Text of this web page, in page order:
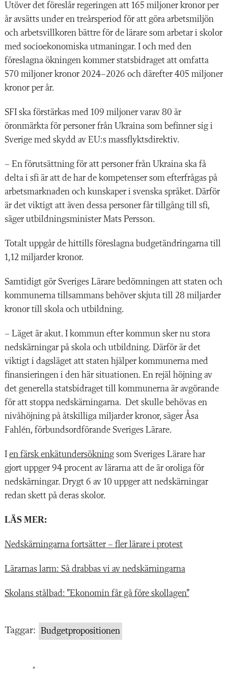
Utöver det föreslår regeringen att 165 miljoner kronor per
år avsätts under en treårsperiod för att göra arbetsmiljön
och arbetsvillkoren bättre för de lärare som arbetar i skolor
med socioekonomiska utmaningar. I och med den
föreslagna ökningen kommer statsbidraget att omfatta
570 miljoner kronor 2024–2026 och därefter 405 miljoner
kronor per år.
SFI ska förstärkas med 109 miljoner varav 80 är
öronmärkta för personer från Ukraina som befinner sig i
Sverige med skydd av EU:s massflyktsdirektiv.
– En förutsättning för att personer från Ukraina ska få
delta i sfi är att de har de kompetenser som efterfrågas på
arbetsmarknaden och kunskaper i svenska språket. Därför
är det viktigt att även dessa personer får tillgång till sfi,
säger utbildningsminister Mats Persson.
Totalt uppgår de hittills föreslagna budgetändringarna till
1,12 miljarder kronor.
Samtidigt gör Sveriges Lärare bedömningen att staten och
kommunerna tillsammans behöver skjuta till 28 miljarder
kronor till skola och utbildning.
– Läget är akut. I kommun efter kommun sker nu stora
nedskärningar på skola och utbildning. Därför är det
viktigt i dagsläget att staten hjälper kommunerna med
finansieringen i den här situationen. En rejäl höjning av
det generella statsbidraget till kommunerna är avgörande
för att stoppa nedskärningarna. Det skulle behövas en
nivåhöjning på åtskilliga miljarder kronor, säger Åsa
Fahlén, förbundsordförande Sveriges Lärare.
I en färsk enkätundersökning som Sveriges Lärare har
gjort uppger 94 procent av lärarna att de är oroliga för
nedskärningar. Drygt 6 av 10 uppger att nedskärningar
redan skett på deras skolor.
LÄS MER:
Nedskärningarna fortsätter – fler lärare i protest
Lärarnas larm: Så drabbas vi av nedskärningarna
Skolans stålbad: ”Ekonomin får gå före skollagen”
Taggar: Budgetpropositionen
"